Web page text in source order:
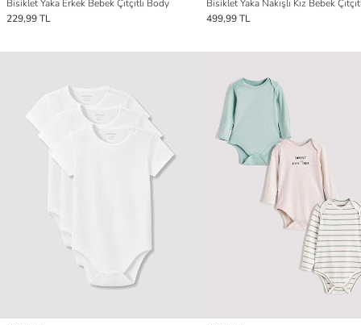
Bisiklet Yaka Erkek Bebek Çıtçıtlı Body
229,99 TL
Bisiklet Yaka Nakışlı Kız Bebek
499,99 TL